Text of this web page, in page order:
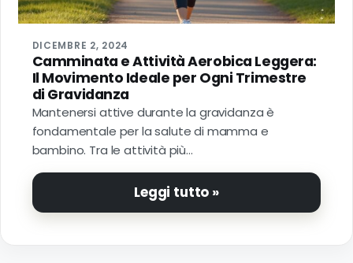
DICEMBRE 2, 2024
Camminata e Attività Aerobica Leggera:
Il Movimento Ideale per Ogni Trimestre
di Gravidanza
Mantenersi attive durante la gravidanza è
fondamentale per la salute di mamma e
bambino. Tra le attività più…
Leggi tutto »